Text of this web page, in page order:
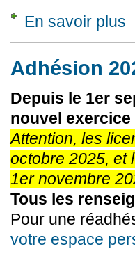
En savoir plus
Adhésion
Depuis le 1er
nouvel exercice
Attention, les
octobre 2025, et
1er novembre
Tous les
Pour une
votre espace